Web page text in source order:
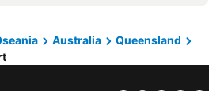
Pullman Brisbane King George Square
Kenmore
Australia
Queensland